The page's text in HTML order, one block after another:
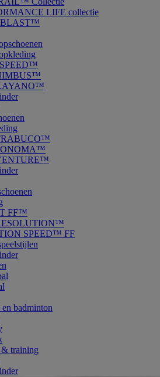
LIFE collectie
FF™
SPEED™ FF
en badminton
& training